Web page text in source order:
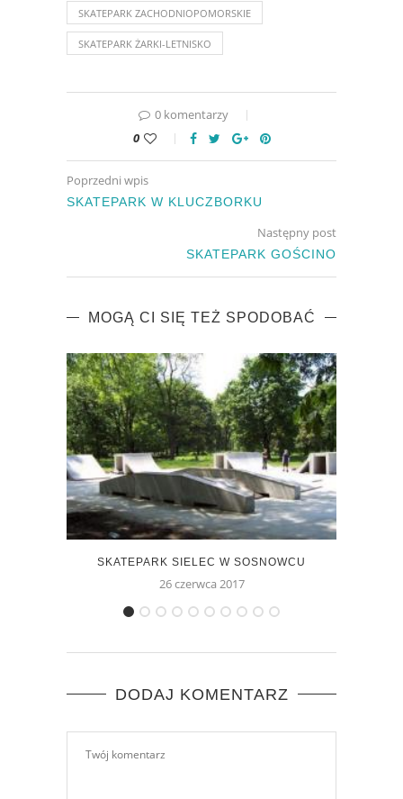
SKATEPARK ZACHODNIOPOMORSKIE
SKATEPARK ŻARKI-LETNISKO
0 komentarzy
0
Poprzedni wpis
SKATEPARK W KLUCZBORKU
Następny post
SKATEPARK GOŚCINO
MOGĄ CI SIĘ TEŻ SPODOBAĆ
SKATEPARK SIELEC W SOSNOWCU
26 czerwca 2017
DODAJ KOMENTARZ